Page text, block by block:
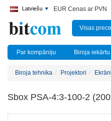
Latviešu EUR Cenas ar PVN
Visas
Par kompāniju Biroja
Biroja tehnika Projektori Ekrāni
Sbox PSA-4:3-100-2